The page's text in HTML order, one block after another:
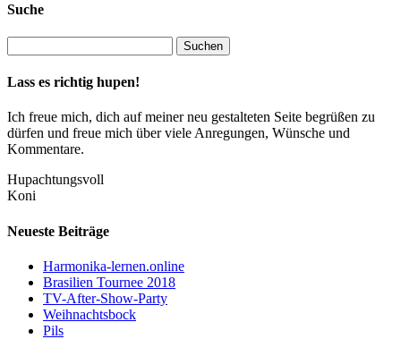
Suche
Lass es richtig hupen!
Ich freue mich, dich auf meiner neu gestalteten Seite begrüßen zu
dürfen und freue mich über viele Anregungen, Wünsche und
Kommentare.
Hupachtungsvoll
Koni
Neueste Beiträge
Harmonika-lernen.online
Brasilien Tournee 2018
TV-After-Show-Party
Weihnachtsbock
Pils